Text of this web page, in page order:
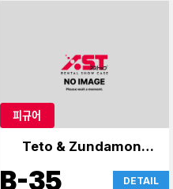
피규어
Teto & Zundamon &
Yukari
B-35 DETAIL